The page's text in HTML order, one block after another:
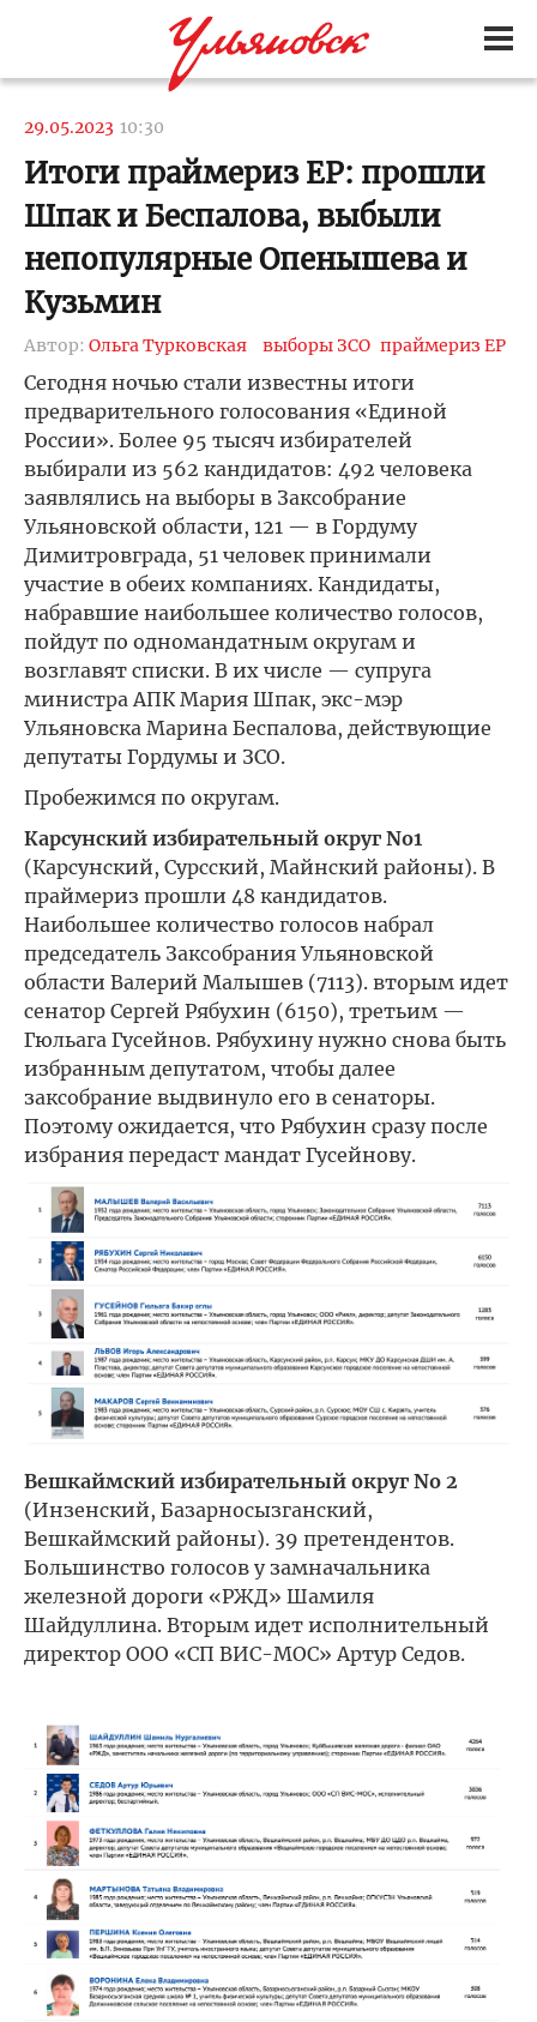
29.05.2023 10:30
Итоги праймериз ЕР: прошли
Шпак и Беспалова, выбыли
непопулярные Опенышева и
Кузьмин
Автор: Ольга Турковская выборы ЗСО праймериз ЕР
Сегодня ночью стали известны итоги
предварительного голосования «Единой
России». Более 95 тысяч избирателей
выбирали из 562 кандидатов: 492 человека
заявлялись на выборы в Заксобрание
Ульяновской области, 121 — в Гордуму
Димитровграда, 51 человек принимали
участие в обеих компаниях. Кандидаты,
набравшие наибольшее количество голосов,
пойдут по одномандатным округам и
возглавят списки. В их числе — супруга
министра АПК Мария Шпак, экс-мэр
Ульяновска Марина Беспалова, действующие
депутаты Гордумы и ЗСО.
Пробежимся по округам.
Карсунский избирательный округ No1
(Карсунский, Сурсский, Майнский районы). В
праймериз прошли 48 кандидатов.
Наибольшее количество голосов набрал
председатель Заксобрания Ульяновской
области Валерий Малышев (7113). вторым идет
сенатор Сергей Рябухин (6150), третьим —
Гюльага Гусейнов. Рябухину нужно снова быть
избранным депутатом, чтобы далее
заксобрание выдвинуло его в сенаторы.
Поэтому ожидается, что Рябухин сразу после
избрания передаст мандат Гусейнову.
Вешкаймский избирательный округ No 2
(Инзенский, Базарносызганский,
Вешкаймский районы). 39 претендентов.
Большинство голосов у замначальника
железной дороги «РЖД» Шамиля
Шайдуллина. Вторым идет исполнительный
директор ООО «СП ВИС-МОС» Артур Седов.